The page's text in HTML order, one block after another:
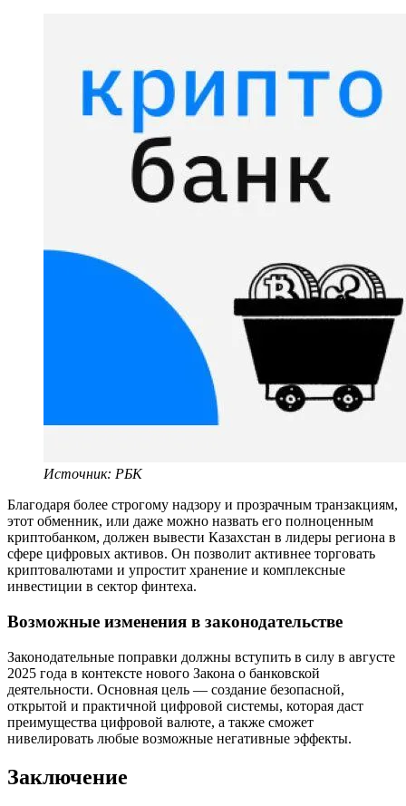
Источник: РБК
Благодаря более строгому надзору и прозрачным транзакциям,
этот обменник, или даже можно назвать его полноценным
криптобанком, должен вывести Казахстан в лидеры региона в
сфере цифровых активов. Он позволит активнее торговать
криптовалютами и упростит хранение и комплексные
инвестиции в сектор финтеха.
Возможные изменения в законодательстве
Законодательные поправки должны вступить в силу в августе
2025 года в контексте нового Закона о банковской
деятельности. Основная цель — создание безопасной,
открытой и практичной цифровой системы, которая даст
преимущества цифровой валюте, а также сможет
нивелировать любые возможные негативные эффекты.
Заключение